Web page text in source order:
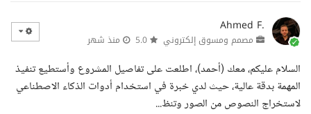
Ahmed F.
مصمم ومسوق إلكتروني منذ شهر
السلام عليكم، معك (أحمد)، اطلعت على تفاصيل المشروع وأستطيع تنفيذ
المهمة بدقة عالية، حيث لدي خبرة في استخدام أدوات الذكاء الاصطناعي
لاستخراج النصوص من الصور وتنظ...